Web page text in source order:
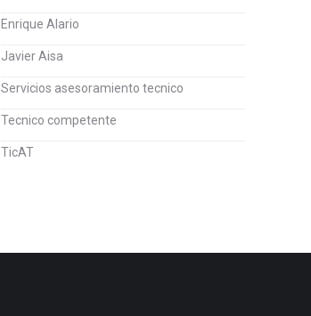
Enrique Alario
Javier Aisa
Servicios asesoramiento tecnico
Tecnico competente
TicAT